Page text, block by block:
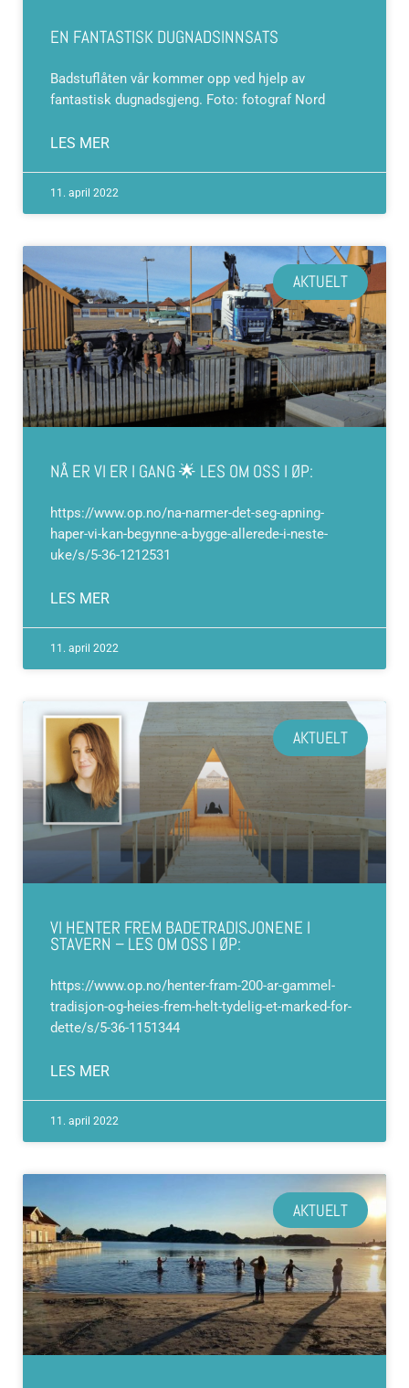
EN FANTASTISK DUGNADSINNSATS
Badstuflåten vår kommer opp ved hjelp av
fantastisk dugnadsgjeng. Foto: fotograf Nord
LES MER
11. april 2022
AKTUELT
NÅ ER VI ER I GANG 🌟 LES OM OSS I ØP:
https://www.op.no/na-narmer-det-seg-apning-
haper-vi-kan-begynne-a-bygge-allerede-i-neste-
uke/s/5-36-1212531
LES MER
11. april 2022
AKTUELT
VI HENTER FREM BADETRADISJONENE I
STAVERN – LES OM OSS I ØP:
https://www.op.no/henter-fram-200-ar-gammel-
tradisjon-og-heies-frem-helt-tydelig-et-marked-for-
dette/s/5-36-1151344
LES MER
11. april 2022
AKTUELT